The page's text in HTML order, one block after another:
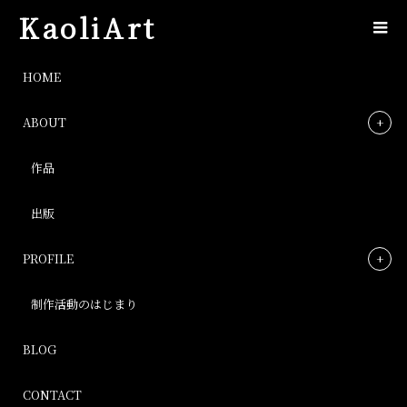
KaoliArt
HOME
ABOUT
作品
出版
PROFILE
制作活動のはじまり
BLOG
CONTACT
IMG_9894
Post